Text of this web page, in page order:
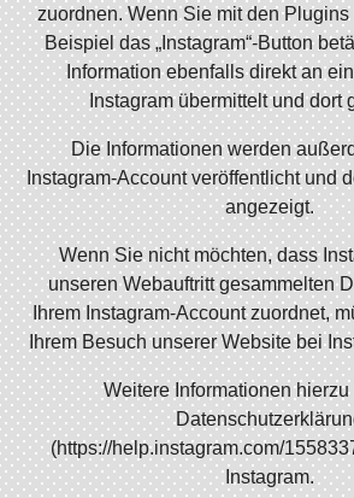
zuordnen. Wenn Sie mit den
Beispiel das „Instagram“-Button
Information ebenfalls direkt an
Instagram übermittelt und dort
Die Informationen werden
Instagram-Account veröffentlicht und
angezeigt.
Wenn Sie nicht möchten, dass
unseren Webauftritt gesammelten
Ihrem Instagram-Account zuordnet,
Ihrem Besuch unserer Website bei
Weitere Informationen
(https://help.instagram.com/
Instagram.